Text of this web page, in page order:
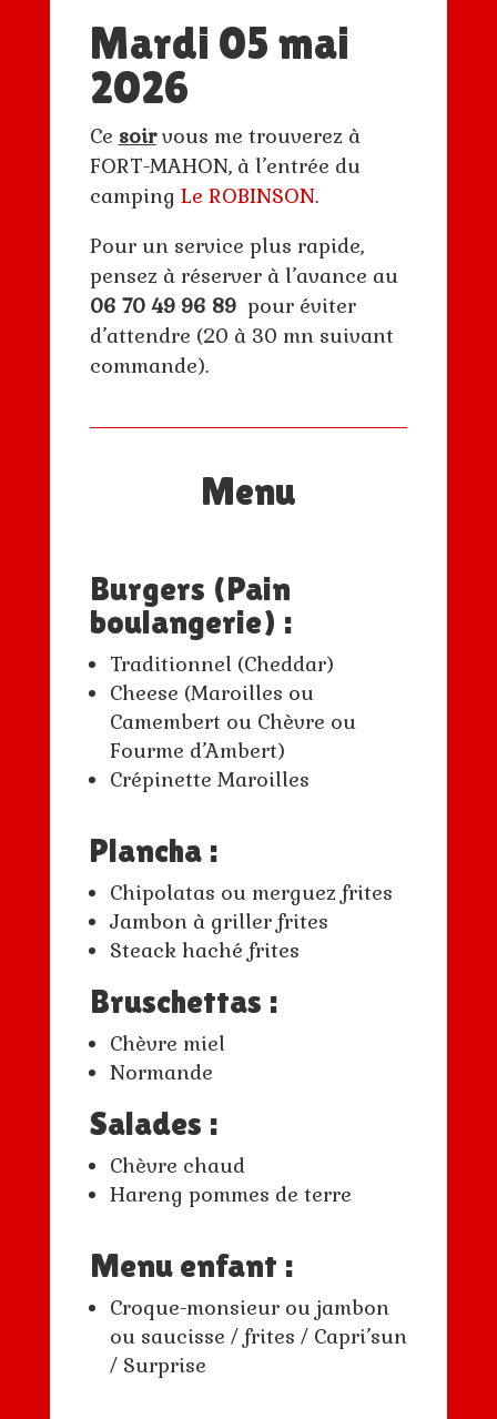
Mardi 05 mai
2026
Ce soirvous me trouverez à
FORT-MAHON, à l’entrée du
camping Le ROBINSON.
Pour un service plus rapide,
pensez à réserver à l’avance au
06 70 49 96 89pour éviter
d’attendre (20 à 30 mn suivant
commande).
Menu
Burgers (Pain
boulangerie) :
Traditionnel (Cheddar)
Cheese (Maroilles ou
Camembert ou Chèvre ou
Fourme d’Ambert)
Crépinette Maroilles
Plancha :
Chipolatas ou merguez frites
Jambon à griller frites
Steack haché frites
Bruschettas :
Chèvre miel
Normande
Salades :
Chèvre chaud
Hareng pommes de terre
Menu enfant :
Croque-monsieur ou jambon
ou saucisse / frites / Capri’sun
/ Surprise